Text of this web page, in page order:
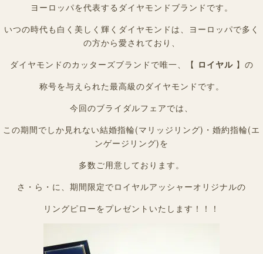
ヨーロッパを代表するダイヤモンドブランドです。
いつの時代も白く美しく輝くダイヤモンドは、ヨーロッパで多く
の方から愛されており、
ダイヤモンドのカッターズブランドで唯一、【 ロイヤル】の
称号を与えられた最高級のダイヤモンドです。
今回のブライダルフェアでは、
この期間でしか見れない結婚指輪(マリッジリング)・婚約指輪(エ
ンゲージリング)を
多数ご用意しております。
さ・ら・に、期間限定でロイヤルアッシャーオリジナルの
リングピローをプレゼントいたします！！！